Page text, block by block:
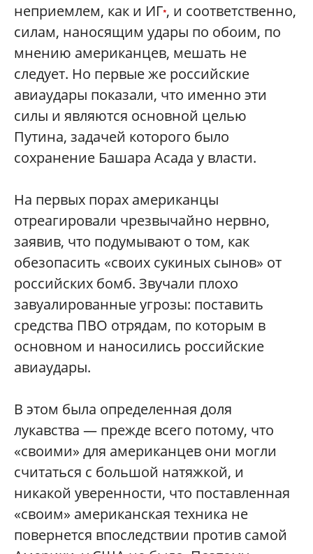
неприемлем, как и ИГ*, и соответственно,
силам, наносящим удары по обоим, по
мнению американцев, мешать не
следует. Но первые же российские
авиаудары показали, что именно эти
силы и являются основной целью
Путина, задачей которого было
сохранение Башара Асада у власти.
На первых порах американцы
отреагировали чрезвычайно нервно,
заявив, что подумывают о том, как
обезопасить «своих сукиных сынов» от
российских бомб. Звучали плохо
завуалированные угрозы: поставить
средства ПВО отрядам, по которым в
основном и наносились российские
авиаудары.
В этом была определенная доля
лукавства — прежде всего потому, что
«своими» для американцев они могли
считаться с большой натяжкой, и
никакой уверенности, что поставленная
«своим» американская техника не
повернется впоследствии против самой